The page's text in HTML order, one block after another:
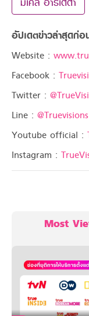
อัปเดตข่าวล่าสุดก่อ
Website :
Facebook :
Twitter :
Line : @Truevisions
Youtube official :
Instagram :
Most